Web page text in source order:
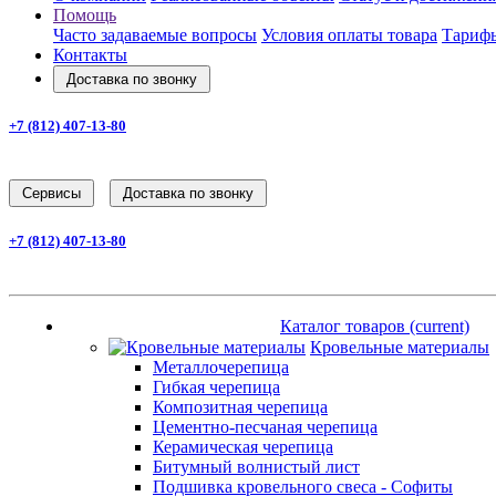
Помощь
Часто задаваемые вопросы Условия оплаты товара
Контакты
Доставка по звонку
+7 (812) 407-13-80
Cервисы Доставка по звонку
+7 (812) 407-13-80
Каталог товаров (current)
Кровельные материалы
Металлочерепица
Гибкая черепица
Композитная черепица
Цементно-песчаная черепица
Керамическая черепица
Битумный волнистый лист
Подшивка кровельного свеса - Софиты